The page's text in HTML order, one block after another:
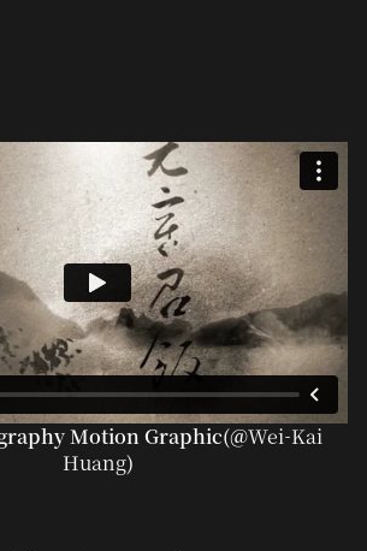
Motion Graphic(@Wei-Kai
Huang)